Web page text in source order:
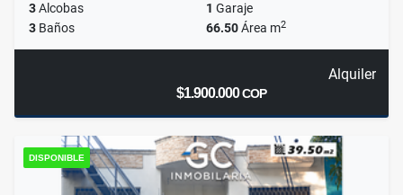
3Alcobas 1 Garaje
3 Baños 66.50Área m2
Alquiler
$1.900.000COP
DISPONIBLE